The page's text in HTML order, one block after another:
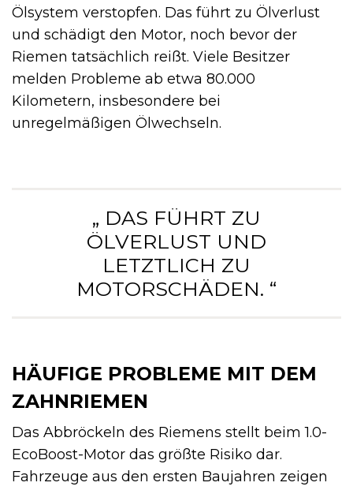
Ölsystem verstopfen. Das führt zu Ölverlust
und schädigt den Motor, noch bevor der
Riemen tatsächlich reißt. Viele Besitzer
melden Probleme ab etwa 80.000
Kilometern, insbesondere bei
unregelmäßigen Ölwechseln.
„ DAS FÜHRT ZU
ÖLVERLUST UND
LETZTLICH ZU
MOTORSCHÄDEN. “
HÄUFIGE PROBLEME MIT DEM
ZAHNRIEMEN
Das Abbröckeln des Riemens stellt beim 1.0-
EcoBoost-Motor das größte Risiko dar.
Fahrzeuge aus den ersten Baujahren zeigen